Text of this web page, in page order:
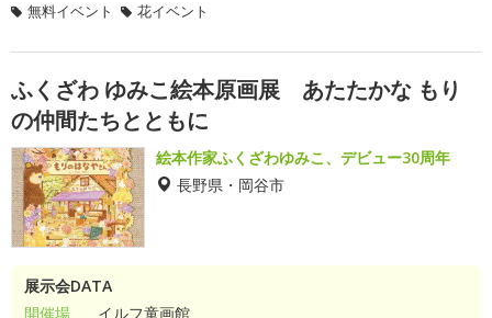
無料イベント 花イベント
ふくざわ ゆみこ絵本原画展 あたたかな もり
の仲間たちとともに
絵本作家ふくざわゆみこ、デビュー30周年
長野県・岡谷市
展示会DATA
開催場
イルフ童画館